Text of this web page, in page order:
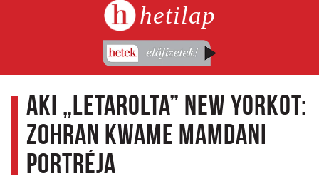
hetilap
Aki „letarolta” New Yorkot:
Zohran Kwame Mamdani
portréja